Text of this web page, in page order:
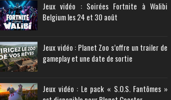
Jeux vidéo : Soirées Fortnite à Walibi
Belgium les 24 et 30 août
Jeux vidéo : Planet Zoo s’offre un trailer de
gameplay et une date de sortie
Jeux vidéo : Le pack « S.O.S. Fantômes »